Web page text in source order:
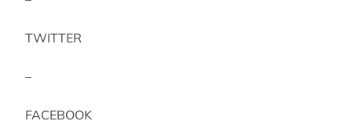
TWITTER
–
FACEBOOK